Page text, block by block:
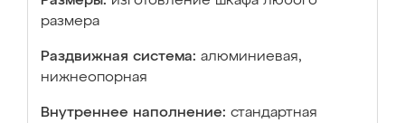
размера
Раздвижная система: алюминиевая,
нижнеопорная
Внутреннее наполнение: стандартная